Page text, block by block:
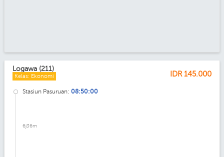
Logawa (211)
Kelas: Ekonomi IDR 145.000
Stasiun Pasuruan: 08:50:00
6j36m